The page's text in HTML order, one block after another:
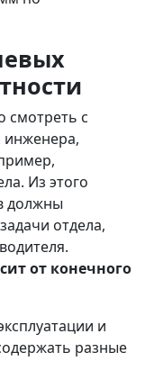
смотреть с
инженера,
Из этого
должны
отдела,
от конечного
и
разные